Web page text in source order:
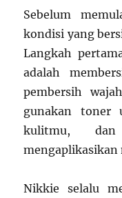
Sebelum
kondisi yang
Langkah
adalah
pembersih
gunakan toner
kulitmu,
mengaplikasikan
Nikkie selalu